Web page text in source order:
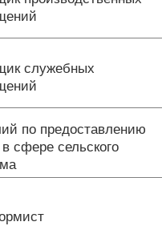
служебных
по предоставлению
в сфере сельского